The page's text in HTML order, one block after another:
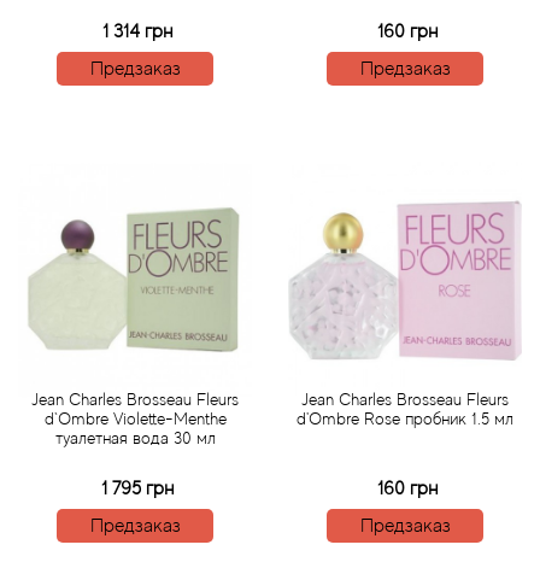
1 314 грн
Предзаказ
160 грн
Предзаказ
Jean Charles Brosseau Fleurs
d`Ombre Violette-Menthe
туалетная вода 30 мл
1 795 грн
Предзаказ
Jean Charles Brosseau Fleurs
d'Ombre Rose пробник 1.5 мл
160 грн
Предзаказ
Alexandre Barthet
Alexandre J
Alyson Oldoini
Alyssa Ashley
American Crew
Amouage
Amouroud
Andre L'Arom